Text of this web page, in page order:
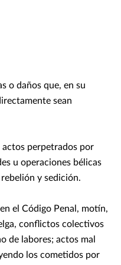
o daños que, en su
sean
perpetrados por
u operaciones bélicas
y sedición.
el Código Penal, motín,
conflictos colectivos
de labores; actos mal
los cometidos por